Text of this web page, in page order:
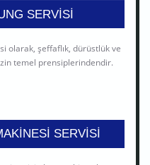
SERVISI
olarak, şeffaflık, dürüstlük ve
temel prensiplerindendir.
SERVISI